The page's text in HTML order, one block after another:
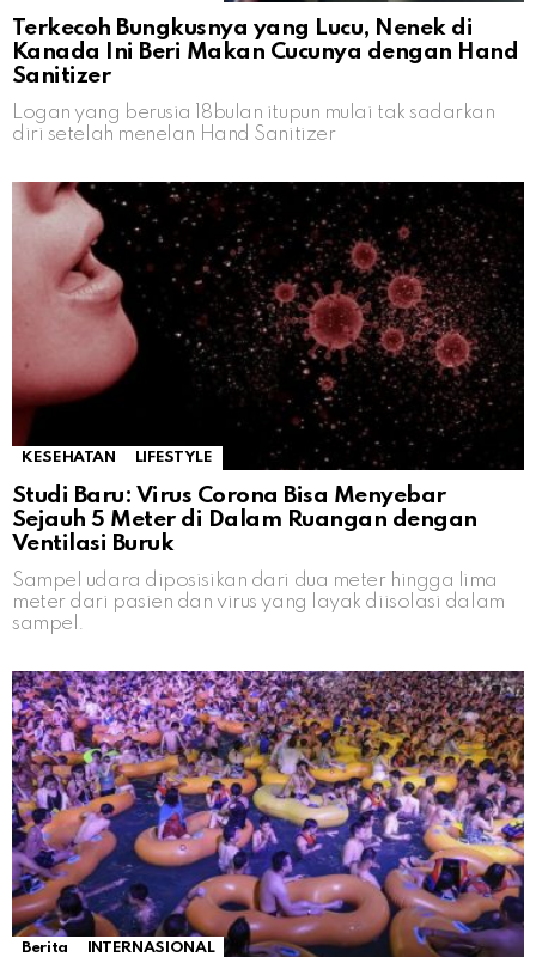
Terkecoh Bungkusnya yang Lucu, Nenek di
Kanada Ini Beri Makan Cucunya dengan Hand
Sanitizer
Logan yang berusia 18bulan itupun mulai tak sadarkan
diri setelah menelan Hand Sanitizer
KESEHATAN LIFESTYLE
Studi Baru: Virus Corona Bisa Menyebar
Sejauh 5 Meter di Dalam Ruangan dengan
Ventilasi Buruk
Sampel udara diposisikan dari dua meter hingga lima
meter dari pasien dan virus yang layak diisolasi dalam
sampel.
Berita INTERNASIONAL